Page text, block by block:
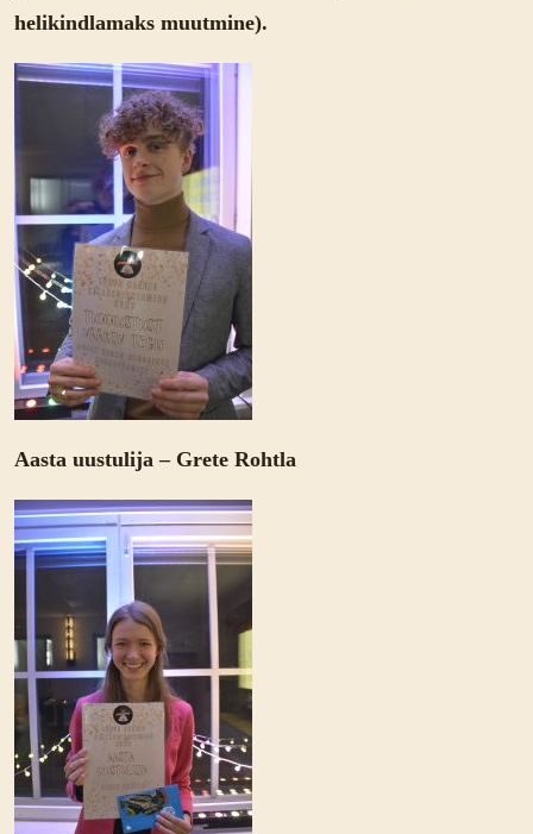
helikindlamaks muutmine).
Aasta uustulija – Grete Rohtla